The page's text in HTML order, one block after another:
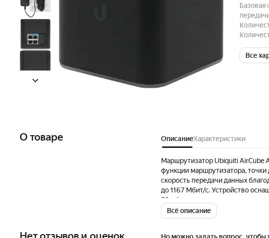
Базовая
Все
О товаре ОписаниеХарактеристики
Маршрутизатор Ubiquiti AirCube
функции маршрутизатора,
скорость передачи данных
до 1167 Мбит/с. Устройство
Гбит/с, что позволяет
качества. Маршрутизатор
позволяет подавать питание на
Всё описание